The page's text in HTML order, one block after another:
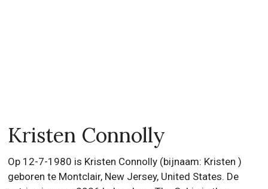
Kristen Connolly
Op 12-7-1980 is Kristen Connolly (bijnaam: Kristen )
geboren te Montclair, New Jersey, United States. De